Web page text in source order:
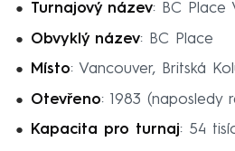
Turnajový název: BC Place
Obvyklý název: BC Place
Místo: Vancouver, Britská
Otevřeno: 1983 (naposledy
Kapacita pro turnaj: 54